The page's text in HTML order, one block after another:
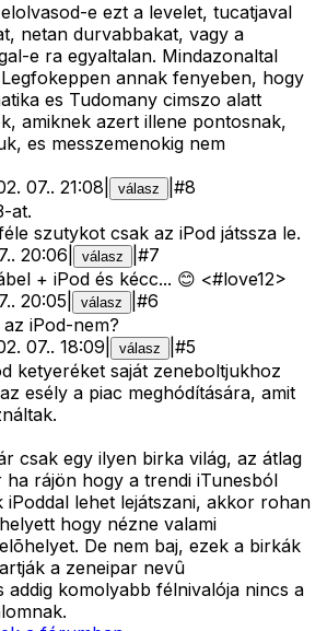
e ezt a levelet, tucatjaval
netan durvabbakat, vagy a
e ra egyaltalan. Mindazonaltal
annak fenyeben, hogy
es Tudomany cimszo alatt
amiknek azert illene pontosnak,
es messzemenokig nem
07.. 21:08 válasz #8
at.
szutykot csak az iPod játssza le.
. 20:06 válasz #7
+ iPod és kécc... 😊 <#love12>
. 20:05 válasz #6
iPod-nem?
07.. 18:09 válasz #5
ketyeréket saját zeneboltjukhoz
esély a piac meghódítására, amit
csak egy ilyen birka világ, az átlag
ha rájön hogy a trendi iTunesból
iPoddal lehet lejátszani, akkor rohan
hogy nézne valami
De nem baj, ezek a birkák
a zeneipar nevû
komolyabb félnivalója nincs a